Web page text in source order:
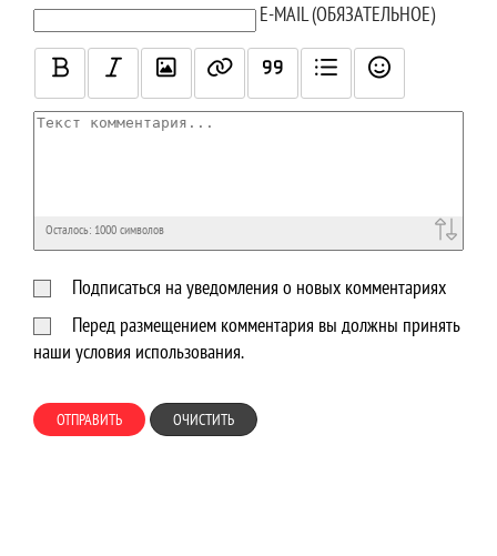
E-MAIL (ОБЯЗАТЕЛЬНОЕ)
Осталось: 1000 символов
Подписаться на уведомления о новых комментариях
Перед размещением комментария вы должны принять
наши условия использования.
ОТПРАВИТЬ ОЧИСТИТЬ